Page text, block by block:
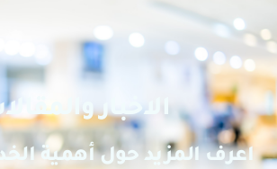
الاخبار
اعرف المزيد حول أهمية